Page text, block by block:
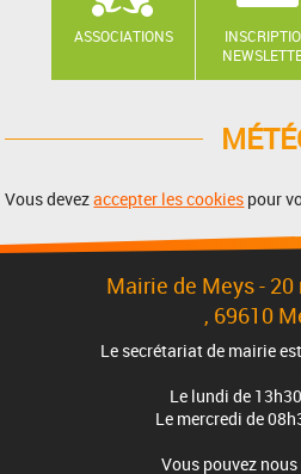
ASSOCIATIONS
Vous devezaccepter les cookies pour
Mairie de Meys -
, 69610
Le secrétariat de mairie
Le lundi de
Le mercredi de
Vous pouvez